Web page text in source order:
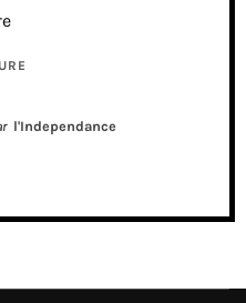
l'Independance